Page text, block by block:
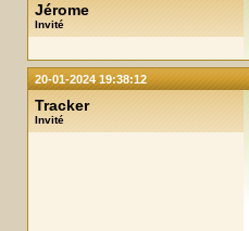
Jérome
Invité
20-01-2024 19:38:12
Tracker
Invité